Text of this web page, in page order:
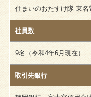
住まいのおたすけ隊 東
社員数
9名（令和4年6月現在）
取引先銀行